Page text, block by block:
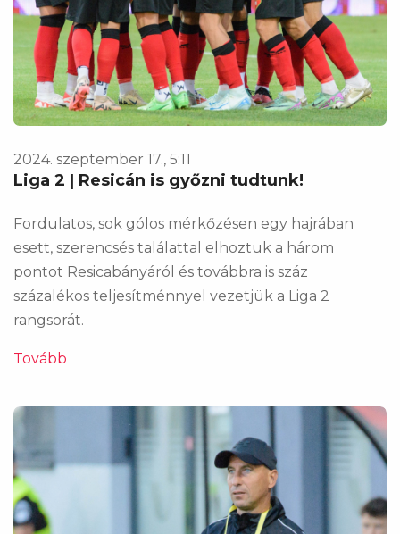
2024. szeptember 17., 5:11
Liga 2 | Resicán is győzni tudtunk!
Fordulatos, sok gólos mérkőzésen egy hajrában
esett, szerencsés találattal elhoztuk a három
pontot Resicabányáról és továbbra is száz
százalékos teljesítménnyel vezetjük a Liga 2
rangsorát.
Tovább